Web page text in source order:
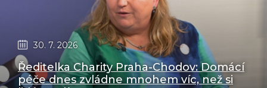
30. 7. 2026
Ředitelka Charity Praha-Chodov: Domácí
péče dnes zvládne mnohem víc, než si